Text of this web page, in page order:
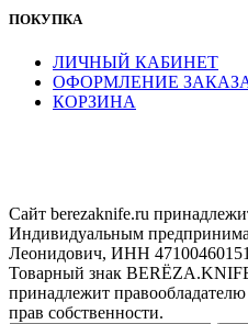
ПОКУПКА
ЛИЧНЫЙ КАБИНЕТ
ОФОРМЛЕНИЕ
КОРЗИНА
Сайт berezaknife.ru
Индивидуальным
Леонидович, ИНН
Товарный знак
принадлежит
прав собственности.